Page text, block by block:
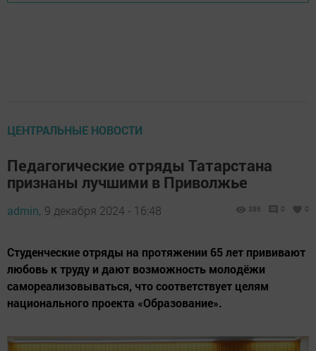
ЦЕНТРАЛЬНЫЕ НОВОСТИ
Педагогические отряды Татарстана
признаны лучшими в Приволжье
admin, 9 декабря 2024 - 16:48 386 0 0
Студенческие отряды на протяжении 65 лет прививают
любовь к труду и дают возможность молодёжи
самореализовываться, что соответствует целям
национального проекта «Образование».